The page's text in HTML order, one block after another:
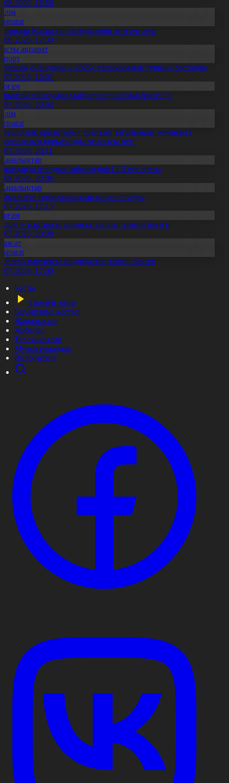
16:50
Қазақстан өсімдіктерін зерттеп жүр
17:30
ақпарат
ойындары – 2026» халықаралық турнирі басталды
10:01
сайлауына үміткерлердің тізімі бекітілді
20:03
ұрпақтары» грантын тағайындау жөніндегі
қорытынды отырысы өтті
20:11
отандық өнім өндірісі 1,5 есе артты
20:06
теміржолшылар марапатталды
17:15
партиясы кандидаттардың тізімін бекітті
20:08
партиясы кандидаттар тізімін бекітті
17:00
Басты
Тікелей эфир
Бағдарлама кестесі
Жаңалықтар
Жобалар
Телехикаялар
Мультсериалдар
Видеоархив